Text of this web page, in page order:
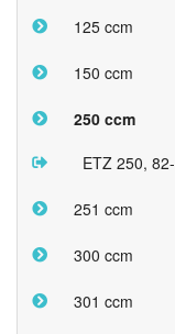
125 ccm
150 ccm
250 ccm
ETZ 250, 82-
251 ccm
300 ccm
301 ccm